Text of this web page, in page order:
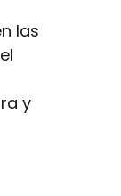
las
y